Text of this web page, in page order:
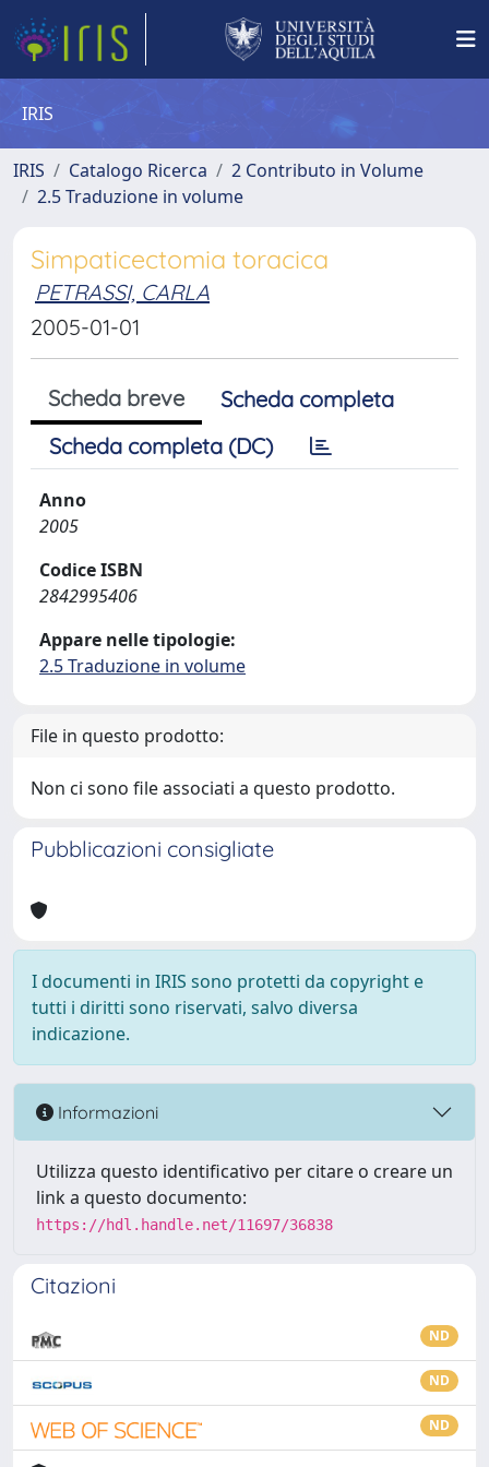
IRIS
IRIS Catalogo Ricerca
2 Contributo in Volume
2.5 Traduzione in volume
Simpaticectomia toracica
PETRASSI, CARLA
2005-01-01
Scheda breve
Scheda completa
Scheda completa (DC)
Anno
2005
Codice ISBN
2842995406
Appare nelle tipologie:
2.5 Traduzione in volume
File in questo prodotto:
Non ci sono file associati a questo prodotto.
Pubblicazioni consigliate
I documenti in IRIS sono protetti da copyright e
tutti i diritti sono riservati, salvo diversa
indicazione.
Informazioni
Utilizza questo identificativo per citare o creare un
link a questo documento:
https://hdl.handle.net/11697/36838
Citazioni
ND
ND
ND